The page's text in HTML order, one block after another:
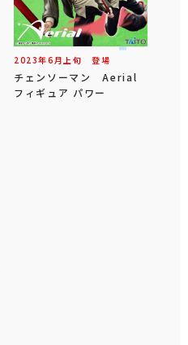
2023年6 月 上旬 登場
チェンソーマン Aerial
フィギュア パワー